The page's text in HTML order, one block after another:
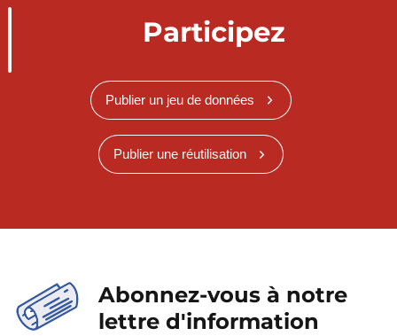
Participez
Publier un jeu de données
Publier une réutilisation
Abonnez-vous à notre
lettre d'information